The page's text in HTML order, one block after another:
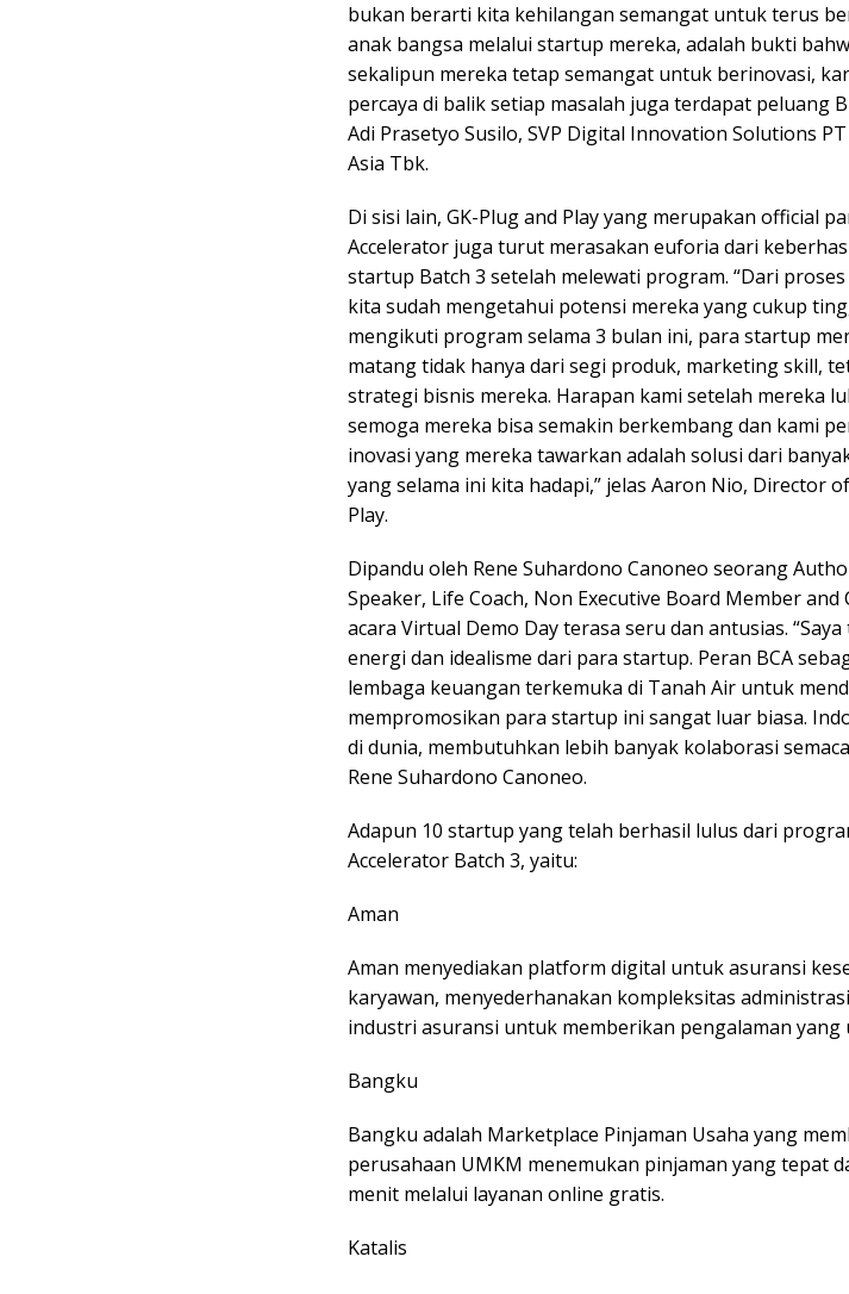
bukan berarti kita kehilangan semangat untuk terus
anak bangsa melalui startup mereka, adalah bukti
sekalipun mereka tetap semangat untuk berinovasi,
percaya di balik setiap masalah juga terdapat peluang
Adi Prasetyo Susilo, SVP Digital Innovation Solutions
Asia Tbk.
Di sisi lain, GK-Plug and Play yang merupakan official
Accelerator juga turut merasakan euforia dari
startup Batch 3 setelah melewati program. “Dari
kita sudah mengetahui potensi mereka yang cukup
mengikuti program selama 3 bulan ini, para startup
matang tidak hanya dari segi produk, marketing skill,
strategi bisnis mereka. Harapan kami setelah mereka
semoga mereka bisa semakin berkembang dan kami
inovasi yang mereka tawarkan adalah solusi dari
yang selama ini kita hadapi,” jelas Aaron Nio, Director
Play.
Dipandu oleh Rene Suhardono Canoneo seorang
Speaker, Life Coach, Non Executive Board Member and
acara Virtual Demo Day terasa seru dan antusias.
energi dan idealisme dari para startup. Peran BCA
lembaga keuangan terkemuka di Tanah Air untuk
mempromosikan para startup ini sangat luar biasa.
di dunia, membutuhkan lebih banyak kolaborasi
Rene Suhardono Canoneo.
Adapun 10 startup yang telah berhasil lulus dari
Accelerator Batch 3, yaitu:
Aman
Aman menyediakan platform digital untuk asuransi
karyawan, menyederhanakan kompleksitas
industri asuransi untuk memberikan pengalaman yang
Bangku
Bangku adalah Marketplace Pinjaman Usaha yang
perusahaan UMKM menemukan pinjaman yang tepat
menit melalui layanan online gratis.
Katalis